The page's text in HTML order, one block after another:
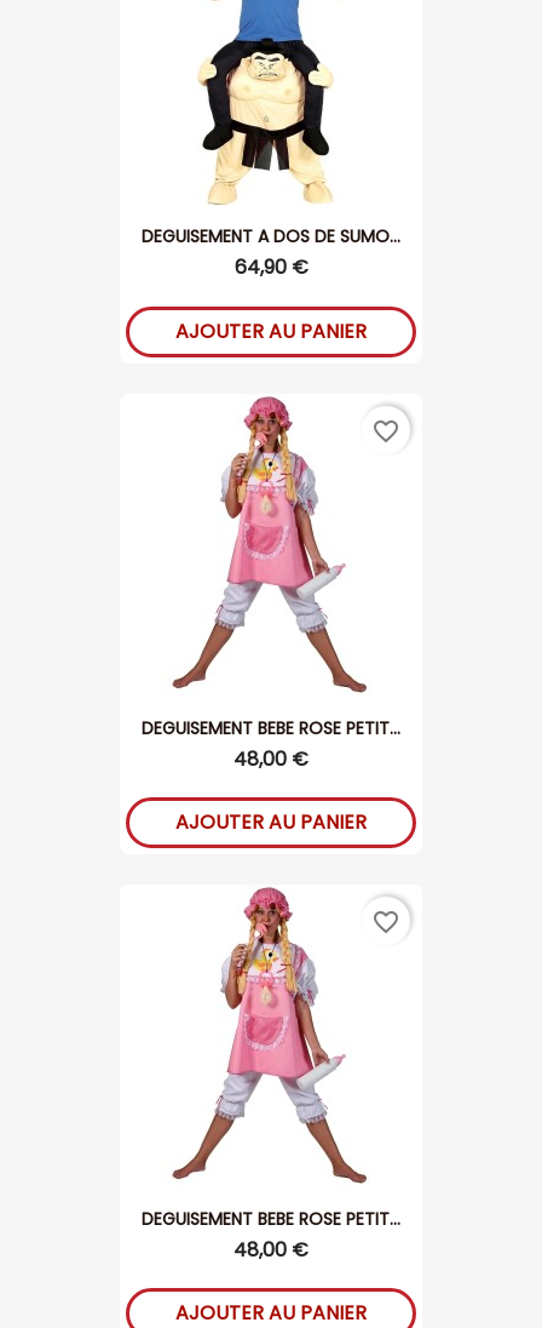
DEGUISEMENT A DOS DE SUMO...
64,90 €
AJOUTER AU PANIER
DEGUISEMENT BEBE ROSE PETIT...
48,00 €
AJOUTER AU PANIER
favorite_border
DEGUISEMENT BEBE ROSE PETIT...
48,00 €
AJOUTER AU PANIER
favorite_border